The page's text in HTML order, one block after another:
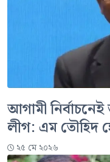
আগামী
লীগ: এম তৌহিদ
২৫ মে ২০২৬